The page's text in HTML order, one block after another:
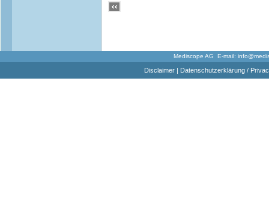
Mediscope AG E-mail:
Disclaimer| Datenschutzerklärung /